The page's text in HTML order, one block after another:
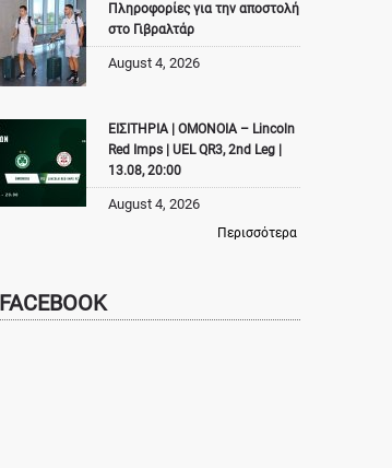
Πληροφορίες για την αποστολή
στο Γιβραλτάρ
August 4, 2026
ΕΙΣΙΤΗΡΙΑ | ΟΜΟΝΟΙΑ – Lincoln
Red Imps | UEL QR3, 2nd Leg |
13.08, 20:00
August 4, 2026
Περισσότερα
FACEBOOK